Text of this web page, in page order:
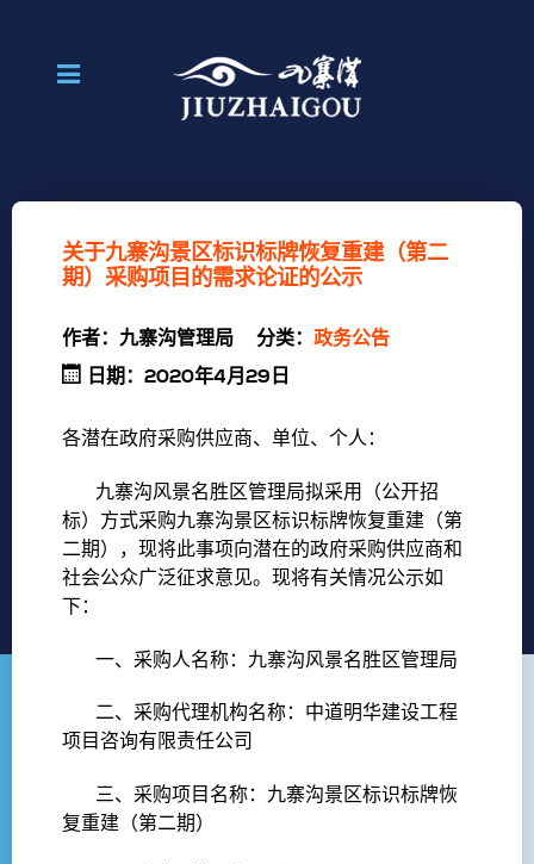
关于九寨沟景区标识标牌恢复重建（第二
期）采购项目的需求论证的公示
作者： 九寨沟管理局 分类： 政务公告
日期：2020年4月29日
各潜在政府采购供应商、单位、个人：
九寨沟风景名胜区管理局拟采用（公开招
标）方式采购九寨沟景区标识标牌恢复重建（第
二期），现将此事项向潜在的政府采购供应商和
社会公众广泛征求意见。现将有关情况公示如
下：
一、采购人名称：九寨沟风景名胜区管理局
二、采购代理机构名称：中道明华建设工程
项目咨询有限责任公司
三、采购项目名称：九寨沟景区标识标牌恢
复重建（第二期）